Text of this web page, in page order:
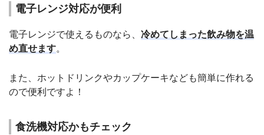
電子レンジ対応が便利
電子レンジで使えるものなら、 冷めてしまった飲み物を温
め直せます。
また、ホットドリンクやカップケーキなども簡単に作れる
ので便利ですよ！
食洗機対応かもチェック